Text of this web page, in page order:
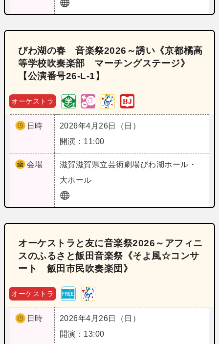
びわ湖の春 音楽祭2026～誘い《京都橘高
等学校吹奏楽部 マーチングステージ》
【公演番号26‐L‐1】
オーケストラ
日時
2026年4月26日（日）
開演：11:00
会場 滋賀滋賀県立芸術劇場びわ湖ホール・
大ホール
オーケストラと友に音楽祭2026～アフィニ
スのふるさと飯田音楽祭《そよ風☆コンサ
ート 飯田市民吹奏楽団》
オーケストラ
日時
2026年4月26日（日）
開演：13:00